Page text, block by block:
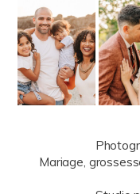
Mariage,